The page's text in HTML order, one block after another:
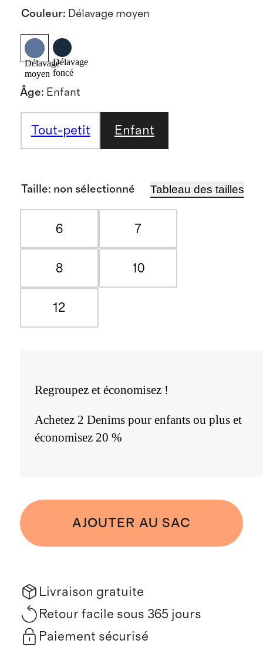
Couleur: Délavage moyen
Délavage
moyen
Délavage
foncé
Âge: Enfant
Tout-petit Enfant
Taille: non sélectionné Tableau des tailles
6 7
8 10
12
Regroupez et économisez !
Achetez 2 Denims pour enfants ou plus et
économisez 20 %
AJOUTER AU SAC
Livraison gratuite
Retour facile sous 365 jours
Paiement sécurisé